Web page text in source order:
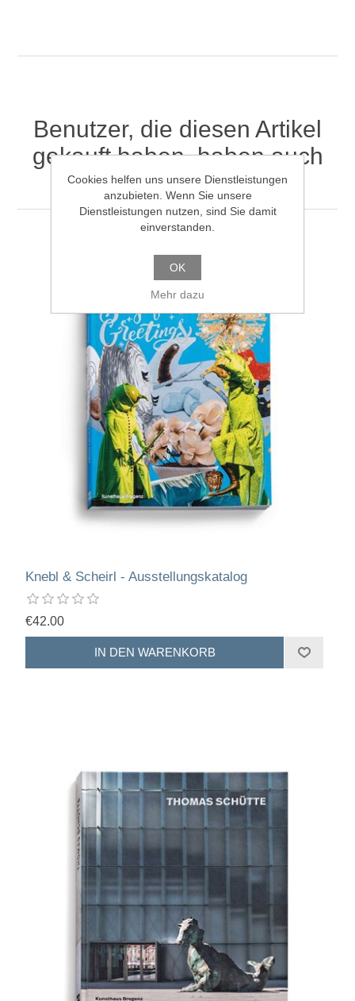
Benutzer, die diesen Artikel
gekauft haben, haben auch
gekauft
Knebl & Scheirl - Ausstellungskatalog
€42.00
Cookies helfen uns unsere Dienstleistungen
anzubieten. Wenn Sie unsere
Dienstleistungen nutzen, sind Sie damit
einverstanden.
OK
Mehr dazu